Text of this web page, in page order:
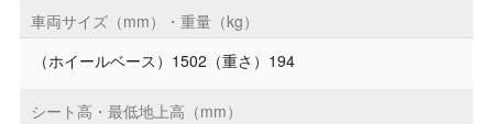
車両サイズ（mm）・重量（kg）
（ホイールベース）1502（重さ）194
シート高・最低地上高（mm）